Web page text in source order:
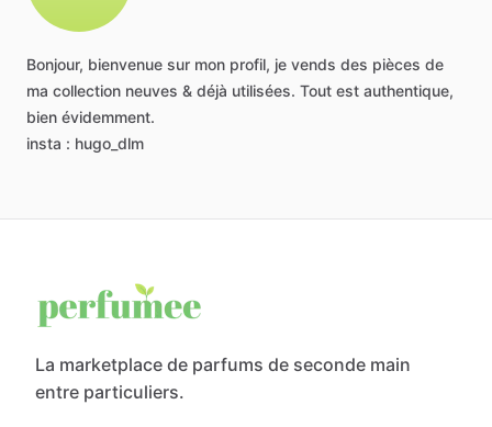
Bonjour, bienvenue sur mon profil, je vends des pièces de
ma collection neuves & déjà utilisées. Tout est authentique,
bien évidemment.
insta : hugo_dlm
La marketplace de parfums de seconde main
entre particuliers.